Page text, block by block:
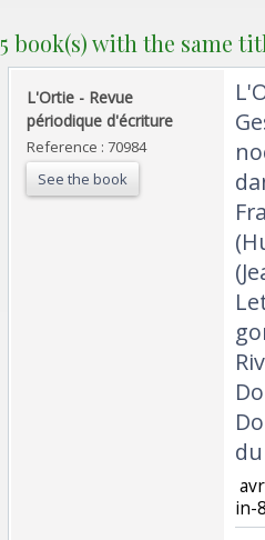
5 book(s) with the same
‎L'Ortie - Revue
périodique d'écriture‎
Reference : 70984
See the book
in-